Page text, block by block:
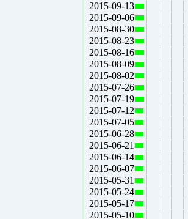
2015-09-13
2015-09-06
2015-08-30
2015-08-23
2015-08-16
2015-08-09
2015-08-02
2015-07-26
2015-07-19
2015-07-12
2015-07-05
2015-06-28
2015-06-21
2015-06-14
2015-06-07
2015-05-31
2015-05-24
2015-05-17
2015-05-10